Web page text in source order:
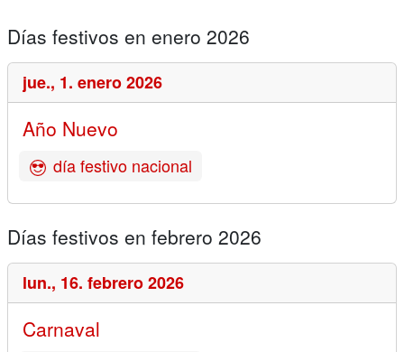
Días festivos en enero 2026
jue., 1. enero 2026
Año Nuevo
día festivo nacional
Días festivos en febrero 2026
lun., 16. febrero 2026
Carnaval